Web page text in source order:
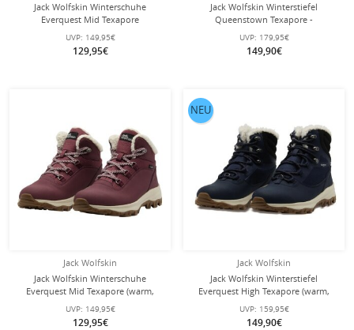
Jack Wolfskin Winterschuhe
Everquest Mid Texapore
(warm,wasserdicht,PFC-Frei) rosa
Damen
UVP: 149,95€
129,95€
Jack Wolfskin Winterstiefel
Queenstown Texapore -
Lederstiefel, seitlicher
Reißverschluss - cookiebraun
Damen
UVP: 179,95€
149,90€
Jack Wolfskin
Jack Wolfskin Winterschuhe
Everquest Mid Texapore (warm,
wasserdicht, PFC-Frei) weinrot
Damen
UVP: 149,95€
129,95€
Jack Wolfskin
Jack Wolfskin Winterstiefel
Everquest High Texapore (warm,
wasserdicht, PFC-Frei) nachtblau
Damen
UVP: 159,95€
149,90€
NEU